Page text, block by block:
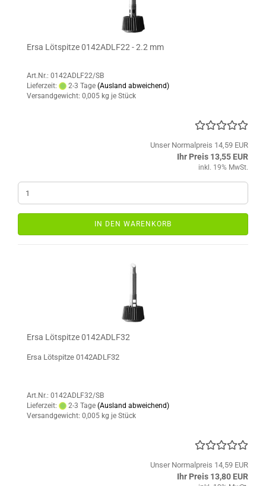
Ersa Lötspitze 0142ADLF22 - 2.2 mm
Art.Nr.: 0142ADLF22/SB
Lieferzeit:
2-3 Tage (Ausland abweichend)
Versandgewicht: 0,005 kg je Stück
Unser Normalpreis 14,59 EUR
Ihr Preis 13,55 EUR
inkl. 19% MwSt.
IN DEN WARENKORB
Ersa Lötspitze 0142ADLF32
Ersa Lötspitze 0142ADLF32
Art.Nr.: 0142ADLF32/SB
Lieferzeit:
2-3 Tage (Ausland abweichend)
Versandgewicht: 0,005 kg je Stück
Unser Normalpreis 14,59 EUR
Ihr Preis 13,80 EUR